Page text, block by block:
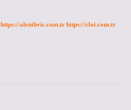
https://alenibric.com.tr https://cloi.com.tr